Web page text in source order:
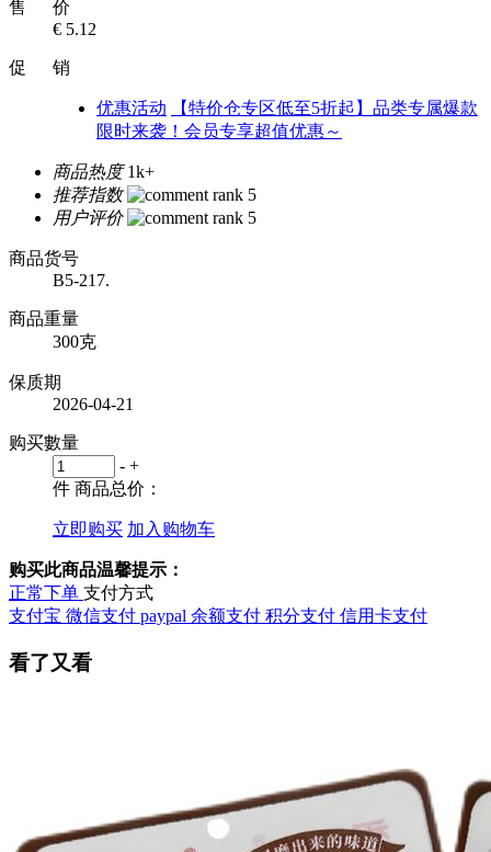
售 价
€ 5.12
促 销
优惠活动
【特价仓专区低至5折起】品类专属爆款
限时来袭！会员专享超值优惠～
商品热度 1k+
推荐指数
用户评价
商品货号
B5-217.
商品重量
300克
保质期
2026-04-21
购买數量
- +
件 商品总价：
立即购买 加入购物车
购买此商品温馨提示：
正常下单 支付方式
支付宝 微信支付 paypal 余额支付 积分支付 信用卡支付
看了又看